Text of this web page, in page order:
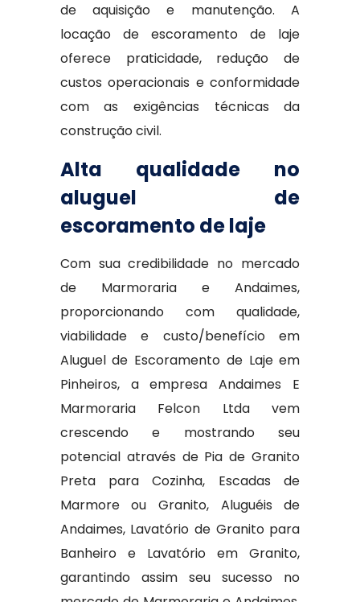
de aquisição e manutenção. A
locação de escoramento de laje
oferece praticidade, redução de
custos operacionais e conformidade
com as exigências técnicas da
construção civil.
Alta qualidade no
aluguel de
escoramento de laje
Com sua credibilidade no mercado
de Marmoraria e Andaimes,
proporcionando com qualidade,
viabilidade e custo/benefício em
Aluguel de Escoramento de Laje em
Pinheiros, a empresa Andaimes E
Marmoraria Felcon Ltda vem
crescendo e mostrando seu
potencial através de Pia de Granito
Preta para Cozinha, Escadas de
Marmore ou Granito, Aluguéis de
Andaimes, Lavatório de Granito para
Banheiro e Lavatório em Granito,
garantindo assim seu sucesso no